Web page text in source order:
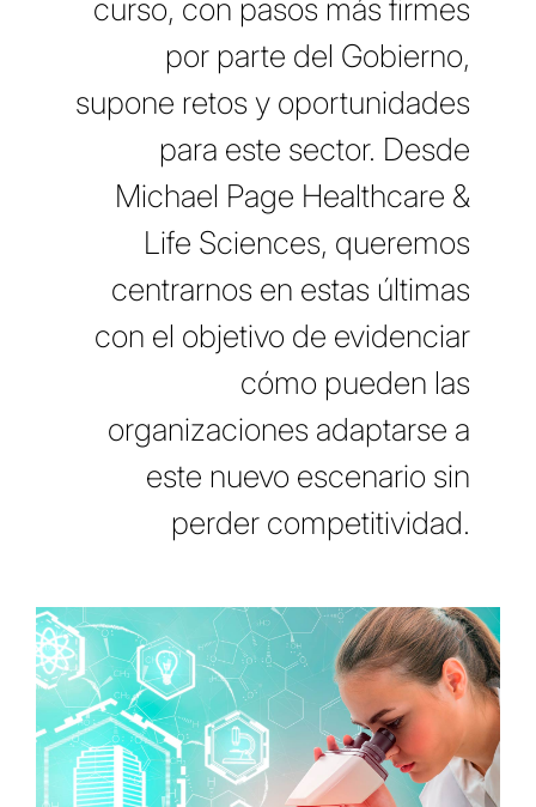
curso, con pasos más firmes
por parte del Gobierno,
supone retos y oportunidades
para este sector. Desde
Michael Page Healthcare &
Life Sciences, queremos
centrarnos en estas últimas
con el objetivo de evidenciar
cómo pueden las
organizaciones adaptarse a
este nuevo escenario sin
perder competitividad.